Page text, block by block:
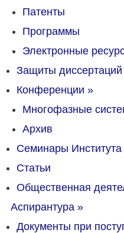
Патенты
Программы
Электронные
Защиты диссертаций
Конференции »
Многофазные
Архив
Семинары Института
Статьи
Общественная
Аспирантура »
Документы при